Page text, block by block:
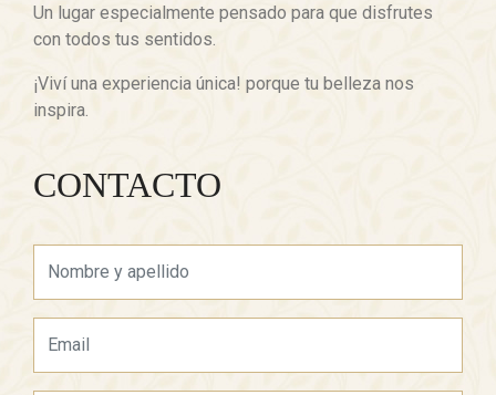
Un lugar especialmente pensado para que disfrutes
con todos tus sentidos.
¡Viví una experiencia única! porque tu belleza nos
inspira.
CONTACTO